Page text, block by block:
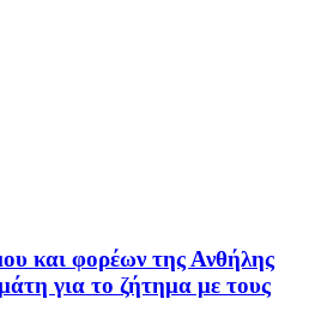
και φορέων της Ανθήλης
για το ζήτημα με τους